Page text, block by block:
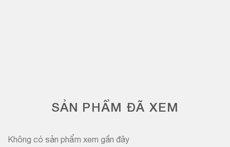
SẢN PHẨM ĐÃ XEM
Không có sản phẩm xem gần đây